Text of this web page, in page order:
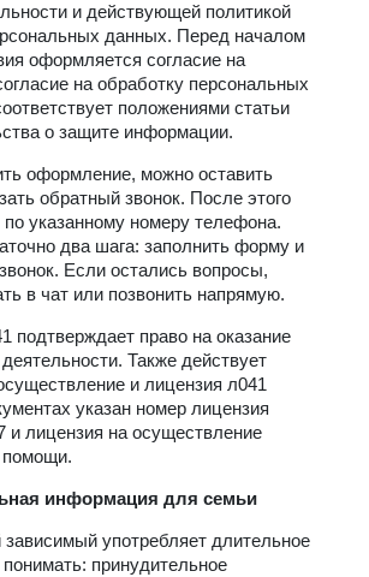
и действующей политикой
данных. Перед началом
оформляется согласие на
на обработку персональных
положениями статьи
о защите информации.
оформление, можно оставить
обратный звонок. После этого
указанному номеру телефона.
два шага: заполнить форму и
Если остались вопросы,
в чат или позвонить напрямую.
подтверждает право на оказание
Также действует
и лицензия л041
указан номер лицензия
и лицензия на осуществление
помощи.
информация для семьи
зависимый употребляет длительное
принудительное